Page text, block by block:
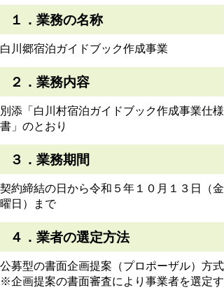
１．業務の名称
白川郷宿泊ガイドブック作成事業
２．業務内容
別添「白川村宿泊ガイドブック作成事業仕様
書」のとおり
３．業務期間
契約締結の日から令和５年１０月１３日（金
曜日）まで
４．業者の選定方法
公募型の書面企画提案（プロポーザル）方式
※企画提案の書面審査により事業者を選定す